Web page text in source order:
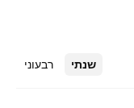
שנתי רבעוני